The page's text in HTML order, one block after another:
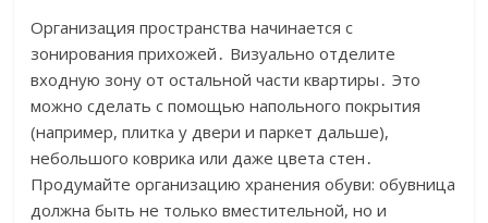
Организация пространства начинается с
зонирования прихожей․ Визуально отделите
входную зону от остальной части квартиры․ Это
можно сделать с помощью напольного покрытия
(например, плитка у двери и паркет дальше),
небольшого коврика или даже цвета стен․
Продумайте организацию хранения обуви: обувница
должна быть не только вместительной, но и